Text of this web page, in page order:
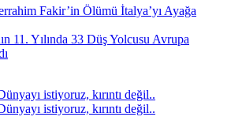
Fakir’in Ölümü İtalya’yı Ayağa
11. Yılında 33 Düş Yolcusu Avrupa